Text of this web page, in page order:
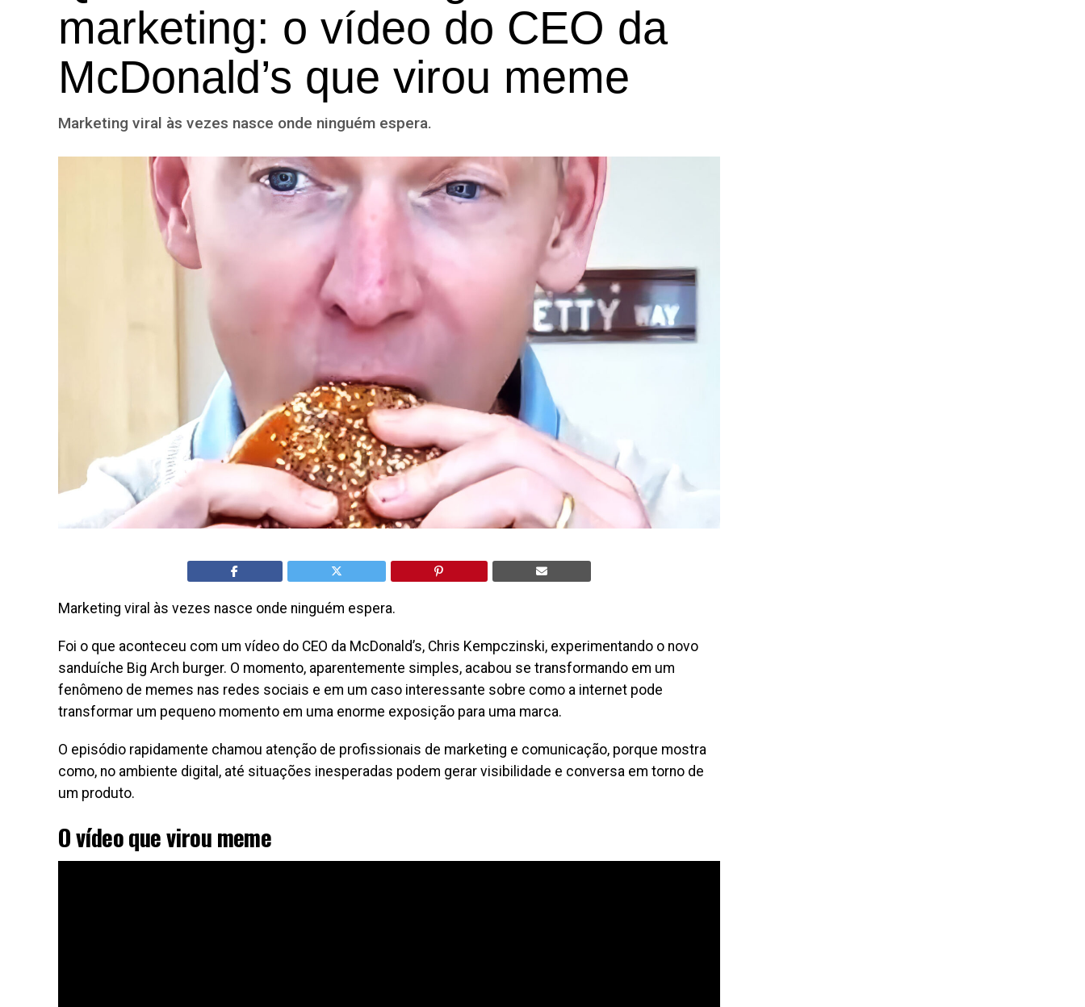
marketing: o vídeo do CEO da
McDonald’s que virou meme
Marketing viral às vezes nasce onde ninguém espera.
Marketing viral às vezes nasce onde ninguém espera.
Foi o que aconteceu com um vídeo do CEO da McDonald’s, Chris Kempczinski, experimentando o novo
sanduíche Big Arch burger. O momento, aparentemente simples, acabou se transformando em um
fenômeno de memes nas redes sociais e em um caso interessante sobre como a internet pode
transformar um pequeno momento em uma enorme exposição para uma marca.
O episódio rapidamente chamou atenção de profissionais de marketing e comunicação, porque mostra
como, no ambiente digital, até situações inesperadas podem gerar visibilidade e conversa em torno de
um produto.
O vídeo que virou meme